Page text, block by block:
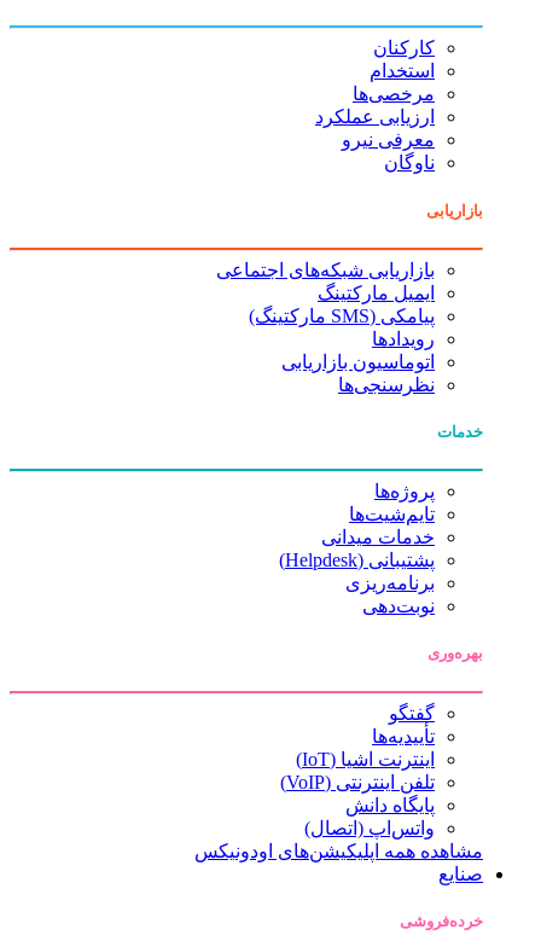
کارکنان
استخدام
مرخصی‌ها
ارزیابی عملکرد
معرفی نیرو
ناوگان
بازاریابی
بازاریابی شبکه‌های اجتماعی
ایمیل مارکتینگ
پیامکی (SMS مارکتینگ)
رویدادها
اتوماسیون بازاریابی
نظرسنجی‌ها
خدمات
پروژه‌ها
تایم‌شیت‌ها
خدمات میدانی
پشتیبانی (Helpdesk)
برنامه‌ریزی
نوبت‌دهی
بهره‌وری
گفتگو
تأییدیه‌ها
اینترنت اشیا (IoT)
تلفن اینترنتی (VoIP)
پایگاه دانش
واتس‌اپ (اتصال)
مشاهده همه اپلیکیشن‌های اودونیکس
صنایع
خرده‌فروشی